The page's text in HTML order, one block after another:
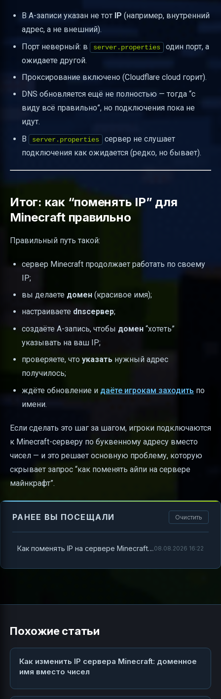
В A-записи указан не тот IP (например, внутренний
адрес, а не внешний).
Порт неверный: в
server.properties
один порт, а
ожидаете другой.
Проксирование включено (Cloudflare cloud горит).
DNS обновляется ещё не полностью — тогда “с
виду всё правильно”, но подключения пока не
идут.
В
server.properties
сервер не слушает
подключения как ожидается (редко, но бывает).
Итог: как “поменять IP” для
Minecraft правильно
Правильный путь такой:
сервер Minecraft продолжает работать по своему
IP;
вы делаете домен (красивое имя);
настраиваете dnsсервер;
создаёте A-запись, чтобы домен “хотеть”
указывать на ваш IP;
проверяете, что указать нужный адрес
получилось;
ждёте обновление и даёте игрокам заходить по
имени.
Если сделать это шаг за шагом, игроки подключаются
к Minecraft-серверу по буквенному адресу вместо
чисел — и это решает основную проблему, которую
скрывает запрос “как поменять айпи на сервере
майнкрафт”.
РАНЕЕ ВЫ ПОСЕЩАЛИ Очистить
Как поменять IP на сервере Minecraft: делаем “буквенный” адрес вместо цифр08.08.2026 16:22
Похожие статьи
Как изменить IP сервера Minecraft: доменное
имя вместо чисел